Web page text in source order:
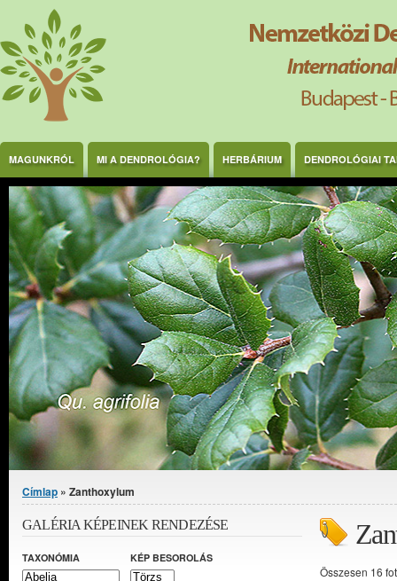
Ugrás a tartalomra
MAGUNKRÓL MI A DENDROLÓGIA? HERBÁRIUM DENDROLÓGIAI
Jelenlegi hely
Címlap » Zanthoxylum
Összesen 16
GALÉRIA KÉPEINEK RENDEZÉSE
TAXONÓMIA KÉP BESOROLÁS